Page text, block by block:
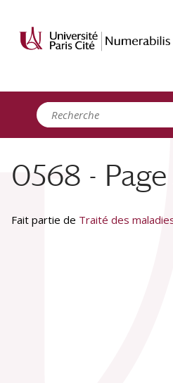
0568 - Page
Fait partie de Traité des